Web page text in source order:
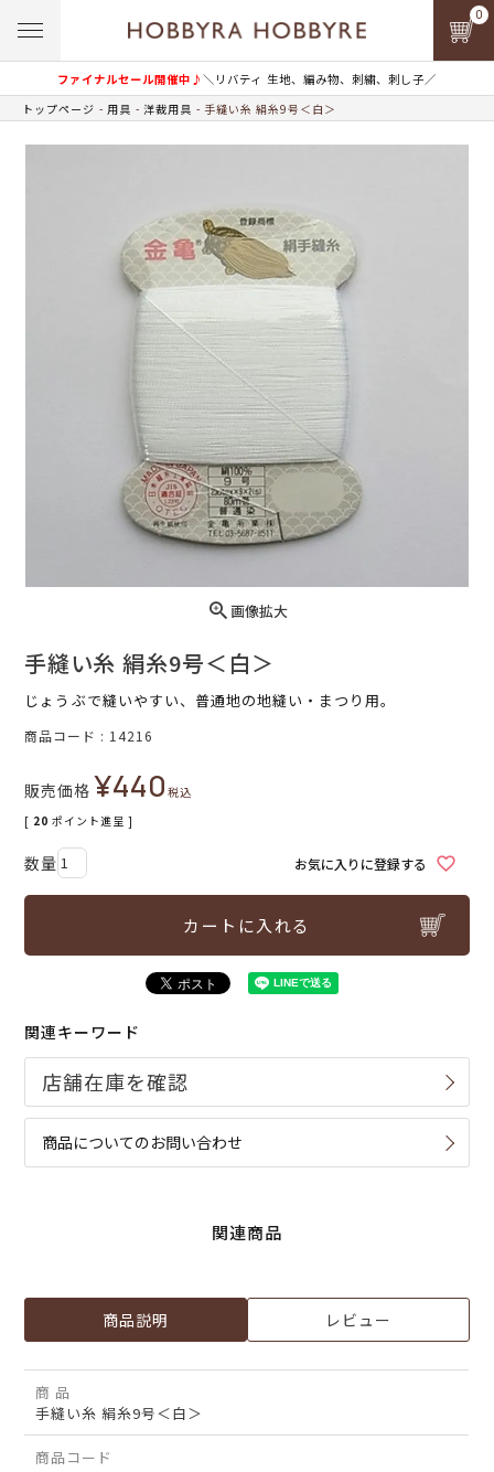
ファイナルセール開催中♪＼リバティ 生地、編み物、刺繍、刺し子／
0
トップページ 用具 洋裁用具 手縫い糸 絹糸9号＜白＞
画像拡大
手縫い糸 絹糸9号＜白＞
じょうぶで縫いやすい、普通地の地縫い・まつり用。
商品コード 14216
販売価格 ¥440税込
[ 20 ポイント進呈 ]
お気に入りに登録する
カートに入れる
関連キーワード
商品についてのお問い合わせ
関連商品
商品説明 レビュー
商 品
手縫い糸 絹糸9号＜白＞
商品コード